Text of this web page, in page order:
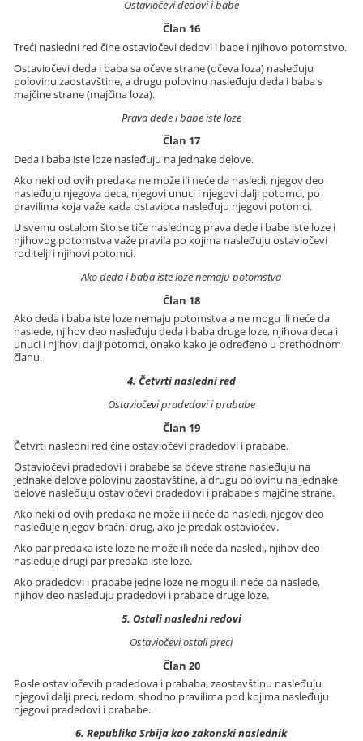
Ostaviočevi dedovi i babe
Član 16
Treći nasledni red čine ostaviočevi dedovi i babe i njihovo potomstvo.
Ostaviočevi deda i baba sa očeve strane (očeva loza) nasleđuju
polovinu zaostavštine, a drugu polovinu nasleđuju deda i baba s
majčine strane (majčina loza).
Prava dede i babe iste loze
Član 17
Deda i baba iste loze nasleđuju na jednake delove.
Ako neki od ovih predaka ne može ili neće da nasledi, njegov deo
nasleđuju njegova deca, njegovi unuci i njegovi dalji potomci, po
pravilima koja važe kada ostavioca nasleđuju njegovi potomci.
U svemu ostalom što se tiče naslednog prava dede i babe iste loze i
njihovog potomstva važe pravila po kojima nasleđuju ostaviočevi
roditelji i njihovi potomci.
Ako deda i baba iste loze nemaju potomstva
Član 18
Ako deda i baba iste loze nemaju potomstva a ne mogu ili neće da
naslede, njihov deo nasleđuju deda i baba druge loze, njihova deca i
unuci i njihovi dalji potomci, onako kako je određeno u prethodnom
članu.
4. Četvrti nasledni red
Ostaviočevi pradedovi i prababe
Član 19
Četvrti nasledni red čine ostaviočevi pradedovi i prababe.
Ostaviočevi pradedovi i prababe sa očeve strane nasleđuju na
jednake delove polovinu zaostavštine, a drugu polovinu na jednake
delove nasleđuju ostaviočevi pradedovi i prababe s majčine strane.
Ako neki od ovih predaka ne može ili neće da nasledi, njegov deo
nasleđuje njegov bračni drug, ako je predak ostaviočev.
Ako par predaka iste loze ne može ili neće da nasledi, njihov deo
nasleđuje drugi par predaka iste loze.
Ako pradedovi i prababe jedne loze ne mogu ili neće da naslede,
njihov deo nasleđuju pradedovi i prababe druge loze.
5. Ostali nasledni redovi
Ostaviočevi ostali preci
Član 20
Posle ostaviočevih pradedova i prababa, zaostavštinu nasleđuju
njegovi dalji preci, redom, shodno pravilima pod kojima nasleđuju
njegovi pradedovi i prababe.
6. Republika Srbija kao zakonski naslednik